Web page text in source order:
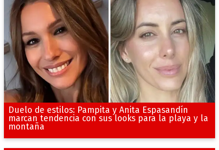
Duelo de estilos: Pampita y Anita Espasandín
marcan tendencia con sus looks para la playa y la
montaña